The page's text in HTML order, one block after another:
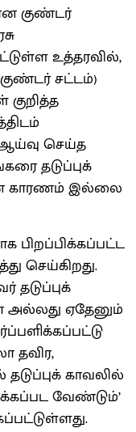
குண்டர்
உத்தரவில்,
சட்டம்)
ஆய்வு செய்த
தடுப்புக்
காரணம் இல்லை
பிறப்பிக்கப்பட்ட
செய்கிறது.
தடுப்புக்
அல்லது ஏதேனும்
தவிர,
காவலில்
வேண்டும்’